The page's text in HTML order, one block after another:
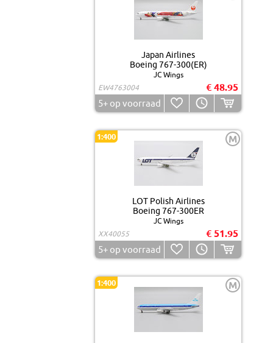
Japan Airlines
Boeing 767-300(ER)
JC Wings
EW4763004
€ 48.95
5+ op voorraad
1:400 M
LOT Polish Airlines
Boeing 767-300ER
JC Wings
XX40055
€ 51.95
5+ op voorraad
1:400 M